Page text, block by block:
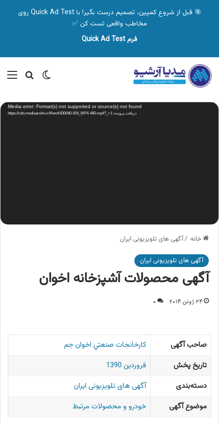
🎯 قبل از شروع کمپین، تصمیم درست بگیر! با Quick Ad Test روی
مخاطب واقعی تست کن ✅
فرم Quick Ad Test
تغییر پوسته
نمایشگر
ویدیو Media error: Format(s) not supported or source(s) not found
دریافت پرونده: https://cdn.mediaarshiv.ir/files/ti930040-004_MP4-480.mp4?_=1
خانه /آگهی های تلویزیونی ایران
آگهی های تلویزیونی ایران
آگهی محصولات آشپزخانه اخوان
۲۴ ژوئن ۲۰۱۴ ۰
صاحب آگهی
كارخانجات صنعتي اخوان جم
تاریخ پخش
فروردین 1390
دسته‌بندی
آگهی های تلویزیونی ایران
موضوع آگهی
خودرو و محصولات مرتبط